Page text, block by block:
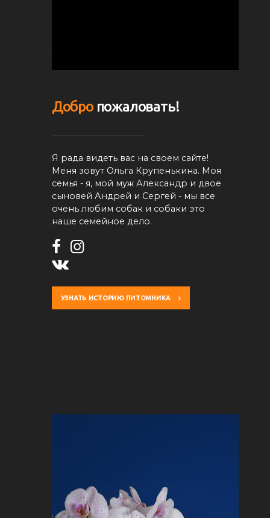
Добропожаловать!
Я рада видеть вас на своем сайте!
Меня зовут Ольга Крупенькина. Моя
семья - я, мой муж Александр и двое
сыновей Андрей и Сергей - мы все
очень любим собак и собаки это
наше семейное дело.
УЗНАТЬ ИСТОРИЮ ПИТОМНИКА